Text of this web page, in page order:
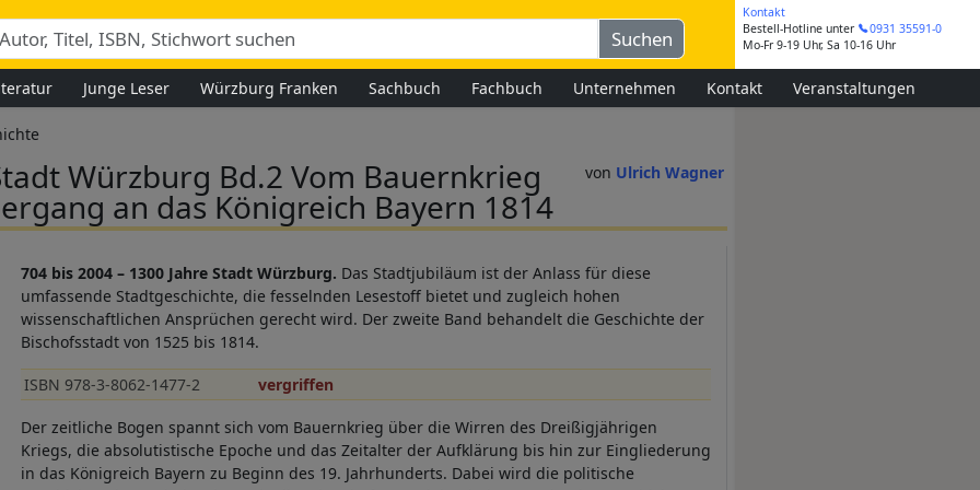
Kontakt
Bestell-Hotline unter
0931 35591-0
Mo-Fr 9-19 Uhr, Sa 10-16 Uhr
Junge Leser Würzburg Franken Sachbuch Fachbuch Unternehmen Kontakt Veranstaltungen
Ulrich Wagner
Würzburg Bd.2 Vom Bauernkrieg
an das Königreich Bayern 1814
704 bis 2004 – 1300 Jahre Stadt Würzburg. Das Stadtjubiläum ist der Anlass für diese
umfassende Stadtgeschichte, die fesselnden Lesestoff bietet und zugleich hohen
wissenschaftlichen Ansprüchen gerecht wird. Der zweite Band behandelt die Geschichte der
Bischofsstadt von 1525 bis 1814.
ISBN 978-3-8062-1477-2 vergriffen
Der zeitliche Bogen spannt sich vom Bauernkrieg über die Wirren des Dreißigjährigen
Kriegs, die absolutistische Epoche und das Zeitalter der Aufklärung bis hin zur Eingliederung
in das Königreich Bayern zu Beginn des 19. Jahrhunderts. Dabei wird die politische